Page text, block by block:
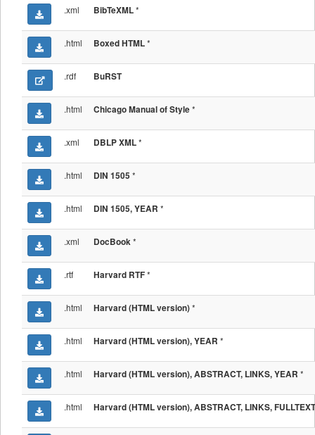
.xml BibTeXML*
.html Boxed HTML*
.rdf BuRST
.html Chicago Manual of Style*
.xml DBLP XML*
.html DIN 1505 *
.html DIN 1505, YEAR *
.xml DocBook*
.rtf Harvard RTF*
.html Harvard (HTML version)*
.html Harvard (HTML version), YEAR *
.html Harvard (HTML version), ABSTRACT, LINKS, YEAR *
.html Harvard (HTML version), ABSTRACT, LINKS,